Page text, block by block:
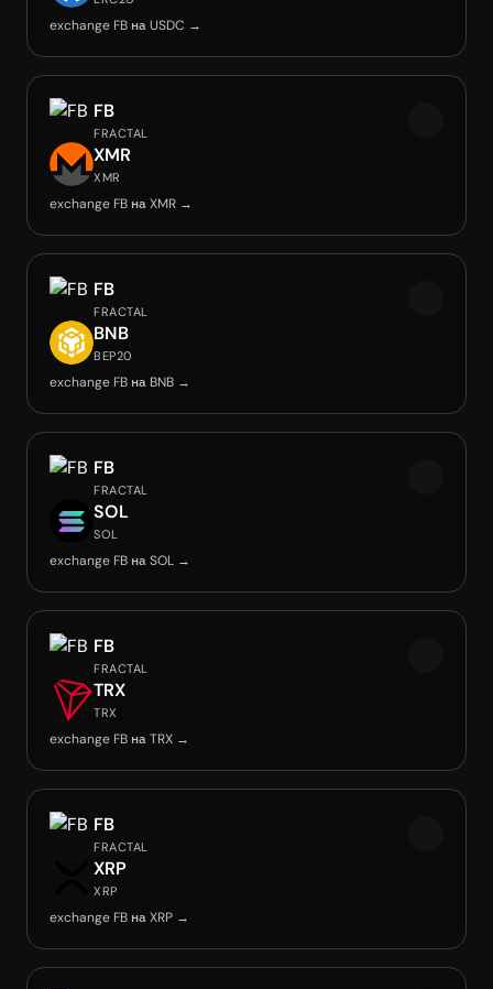
exchange FB на USDC →
FB
FRACTAL
XMR
XMR
exchange FB на XMR →
FB
FRACTAL
BNB
BEP20
exchange FB на BNB →
FB
FRACTAL
SOL
SOL
exchange FB на SOL →
FB
FRACTAL
TRX
TRX
exchange FB на TRX →
FB
FRACTAL
XRP
XRP
exchange FB на XRP →